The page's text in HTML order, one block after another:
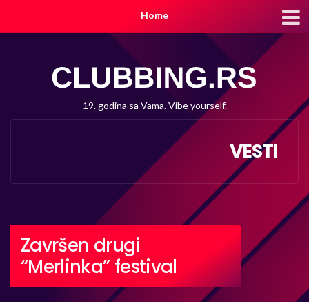
Home
19. godina sa Vama. Vibe yourself.
VESTI
Završen drugi
“Merlinka” festival